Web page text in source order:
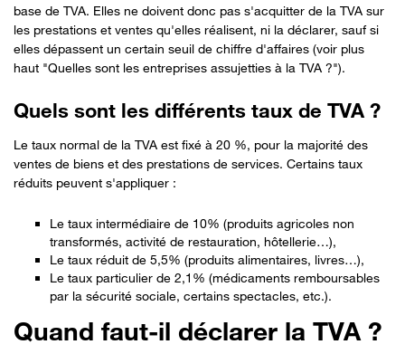
base de TVA. Elles ne doivent donc pas s'acquitter de la TVA sur
les prestations et ventes qu'elles réalisent, ni la déclarer, sauf si
elles dépassent un certain seuil de chiffre d'affaires (voir plus
haut "Quelles sont les entreprises assujetties à la TVA ?").
Quels sont les différents taux de TVA ?
Le taux normal de la TVA est fixé à 20 %, pour la majorité des
ventes de biens et des prestations de services. Certains taux
réduits peuvent s'appliquer :
Le taux intermédiaire de 10% (produits agricoles non
transformés, activité de restauration, hôtellerie…),
Le taux réduit de 5,5% (produits alimentaires, livres…),
Le taux particulier de 2,1% (médicaments remboursables
par la sécurité sociale, certains spectacles, etc.).
Quand faut-il déclarer la TVA ?